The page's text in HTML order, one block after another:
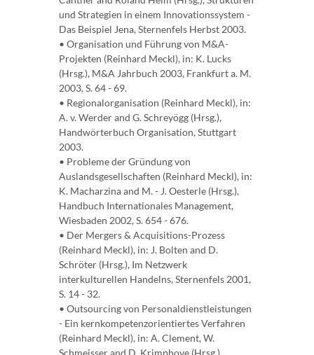
und Strategien in einem Innovationssystem -
Das Beispiel Jena, Sternenfels Herbst 2003.
• Organisation und Führung von M&A-
Projekten (Reinhard Meckl), in: K. Lucks
(Hrsg.), M&A Jahrbuch 2003, Frankfurt a. M.
2003, S. 64 - 69.
• Regionalorganisation (Reinhard Meckl), in:
A. v. Werder and G. Schreyögg (Hrsg.),
Handwörterbuch Organisation, Stuttgart
2003.
• Probleme der Gründung von
Auslandsgesellschaften (Reinhard Meckl), in:
K. Macharzina and M. - J. Oesterle (Hrsg.),
Handbuch Internationales Management,
Wiesbaden 2002, S. 654 - 676.
• Der Mergers & Acquisitions-Prozess
(Reinhard Meckl), in: J. Bolten and D.
Schröter (Hrsg.), Im Netzwerk
interkulturellen Handelns, Sternenfels 2001,
S. 14 - 32.
• Outsourcing von Personaldienstleistungen
- Ein kernkompetenzorientiertes Verfahren
(Reinhard Meckl), in: A. Clement, W.
Schmeisser and D. Krimphove (Hrsg.),